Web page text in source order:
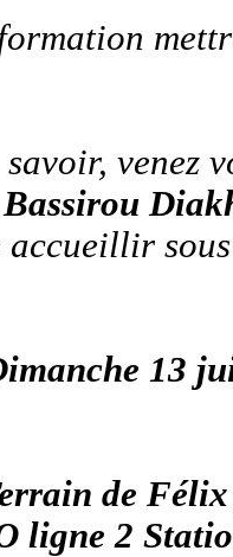
venez
Bassirou
accueillir
13
de
ligne 2